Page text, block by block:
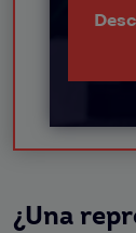
¿Una